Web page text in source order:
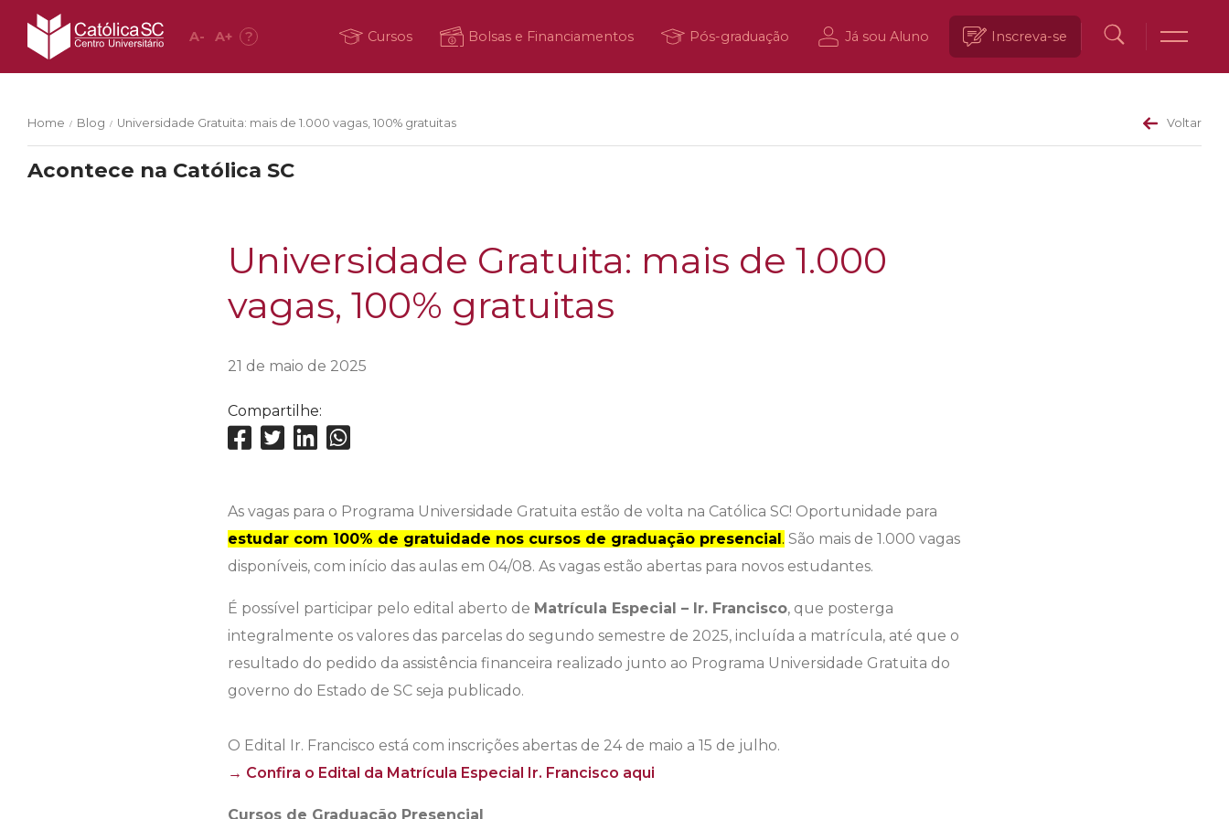
A- A+ ? Cursos Bolsas e Financiamentos Pós-graduação Já sou Aluno Inscreva-se
Home / Blog / Universidade Gratuita: mais de 1.000 vagas, 100% gratuitas Voltar
Acontece na Católica SC
Universidade Gratuita: mais de 1.000
vagas, 100% gratuitas
21 de maio de 2025
Compartilhe:
As vagas para o Programa Universidade Gratuita estão de volta na Católica SC! Oportunidade para
estudar com 100% de gratuidade nos cursos de graduação presencial . São mais de 1.000 vagas
disponíveis, com início das aulas em 04/08. As vagas estão abertas para novos estudantes.
É possível participar pelo edital aberto de Matrícula Especial – Ir. Francisco, que posterga
integralmente os valores das parcelas do segundo semestre de 2025, incluída a matrícula, até que o
resultado do pedido da assistência financeira realizado junto ao Programa Universidade Gratuita do
governo do Estado de SC seja publicado.
O Edital Ir. Francisco está com inscrições abertas de 24 de maio a 15 de julho.
→ Confira o Edital da Matrícula Especial Ir. Francisco aqui
Cursos de Graduação Presencial